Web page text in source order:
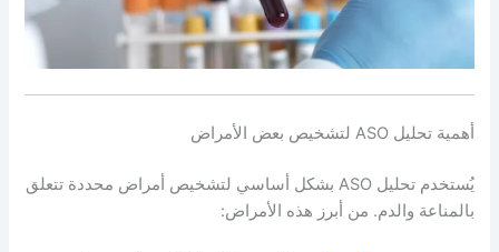
أهمية تحليل ASO لتشخيص بعض الأمراض
يُستخدم تحليل ASO بشكل أساسي لتشخيص أمراض محددة تتعلق
بالمناعة والدم. من أبرز هذه الأمراض: